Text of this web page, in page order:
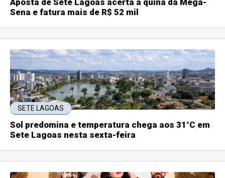
Sena e fatura mais de R$ 52 mil
SETE LAGOAS
Sol predomina e temperatura chega aos 31°C em
Sete Lagoas nesta sexta-feira